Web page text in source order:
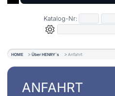
Katalog-Nr:
HOME Über HENRY´s Anfahrt
ANFAHRT